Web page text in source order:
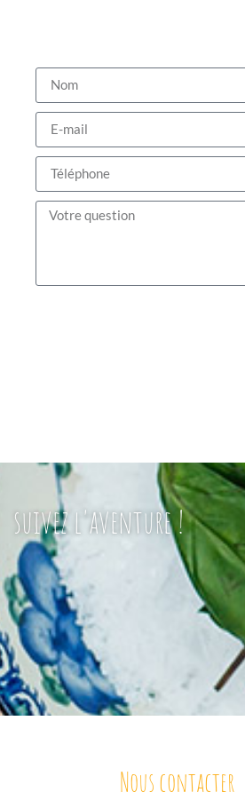
suivez l'aventure !
Nous contacter